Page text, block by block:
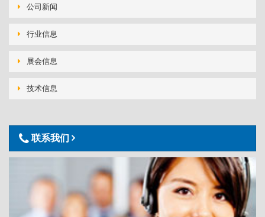
公司新闻
行业信息
展会信息
技术信息
联系我们